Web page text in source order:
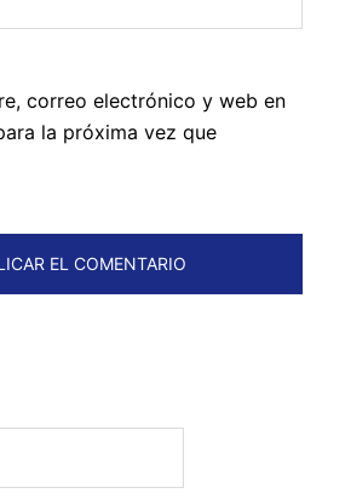
correo electrónico y web en
la próxima vez que